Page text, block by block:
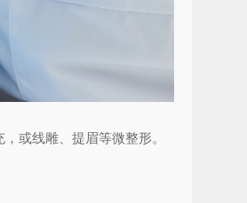
或线雕、提眉等微整形。